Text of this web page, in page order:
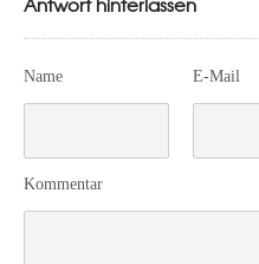
Name E-Mail
Kommentar